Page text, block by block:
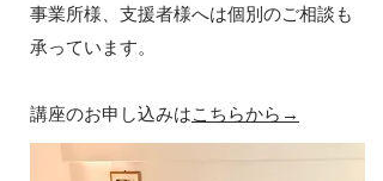
​事業所様、支援者様へは個別のご相談も
承っています。
​講座のお申し込みはこちらから→